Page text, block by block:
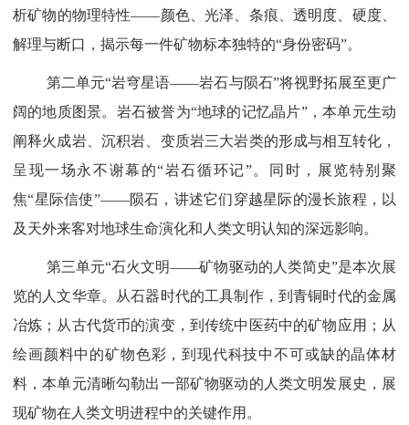
析矿物的物理特性——颜色、光泽、条痕、透明度、硬度、
解理与断口，揭示每一件矿物标本独特的“身份密码”。
第二单元“岩穹星语——岩石与陨石”将视野拓展至更广
阔的地质图景。岩石被誉为“地球的记忆晶片”，本单元生动
阐释火成岩、沉积岩、变质岩三大岩类的形成与相互转化，
呈现一场永不谢幕的“岩石循环记”。同时，展览特别聚
焦“星际信使”——陨石，讲述它们穿越星际的漫长旅程，以
及天外来客对地球生命演化和人类文明认知的深远影响。
第三单元“石火文明——矿物驱动的人类简史”是本次展
览的人文华章。从石器时代的工具制作，到青铜时代的金属
冶炼；从古代货币的演变，到传统中医药中的矿物应用；从
绘画颜料中的矿物色彩，到现代科技中不可或缺的晶体材
料 ，本单元清晰勾勒出一部矿物驱动的人类文明发展史，展
现矿物在人类文明进程中的关键作用。